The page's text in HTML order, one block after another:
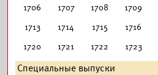
1706
1707 1708 1709
1713
1714 1715 1716
1720
1721 1722 1723
Специальные выпуски